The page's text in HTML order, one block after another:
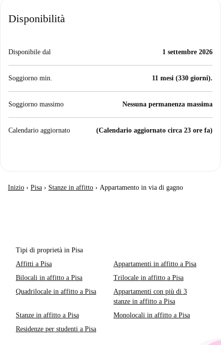
Disponibilità
Disponibile dal 1 settembre 2026
Soggiorno min. 11 mesi (330 giorni).
Soggiorno massimo Nessuna permanenza massima
Calendario aggiornato (Calendario aggiornato circa 23 ore fa)
Inizio › Pisa › Stanze in affitto › Appartamento in via di gagno
Tipi di proprietà in Pisa
Affitti a Pisa
Appartamenti in affitto a Pisa
Bilocali in affitto a Pisa
Trilocale in affitto a Pisa
Quadrilocale in affitto a Pisa
Appartamenti con più di 3
stanze in affitto a Pisa
Stanze in affitto a Pisa
Monolocali in affitto a Pisa
Residenze per studenti a Pisa